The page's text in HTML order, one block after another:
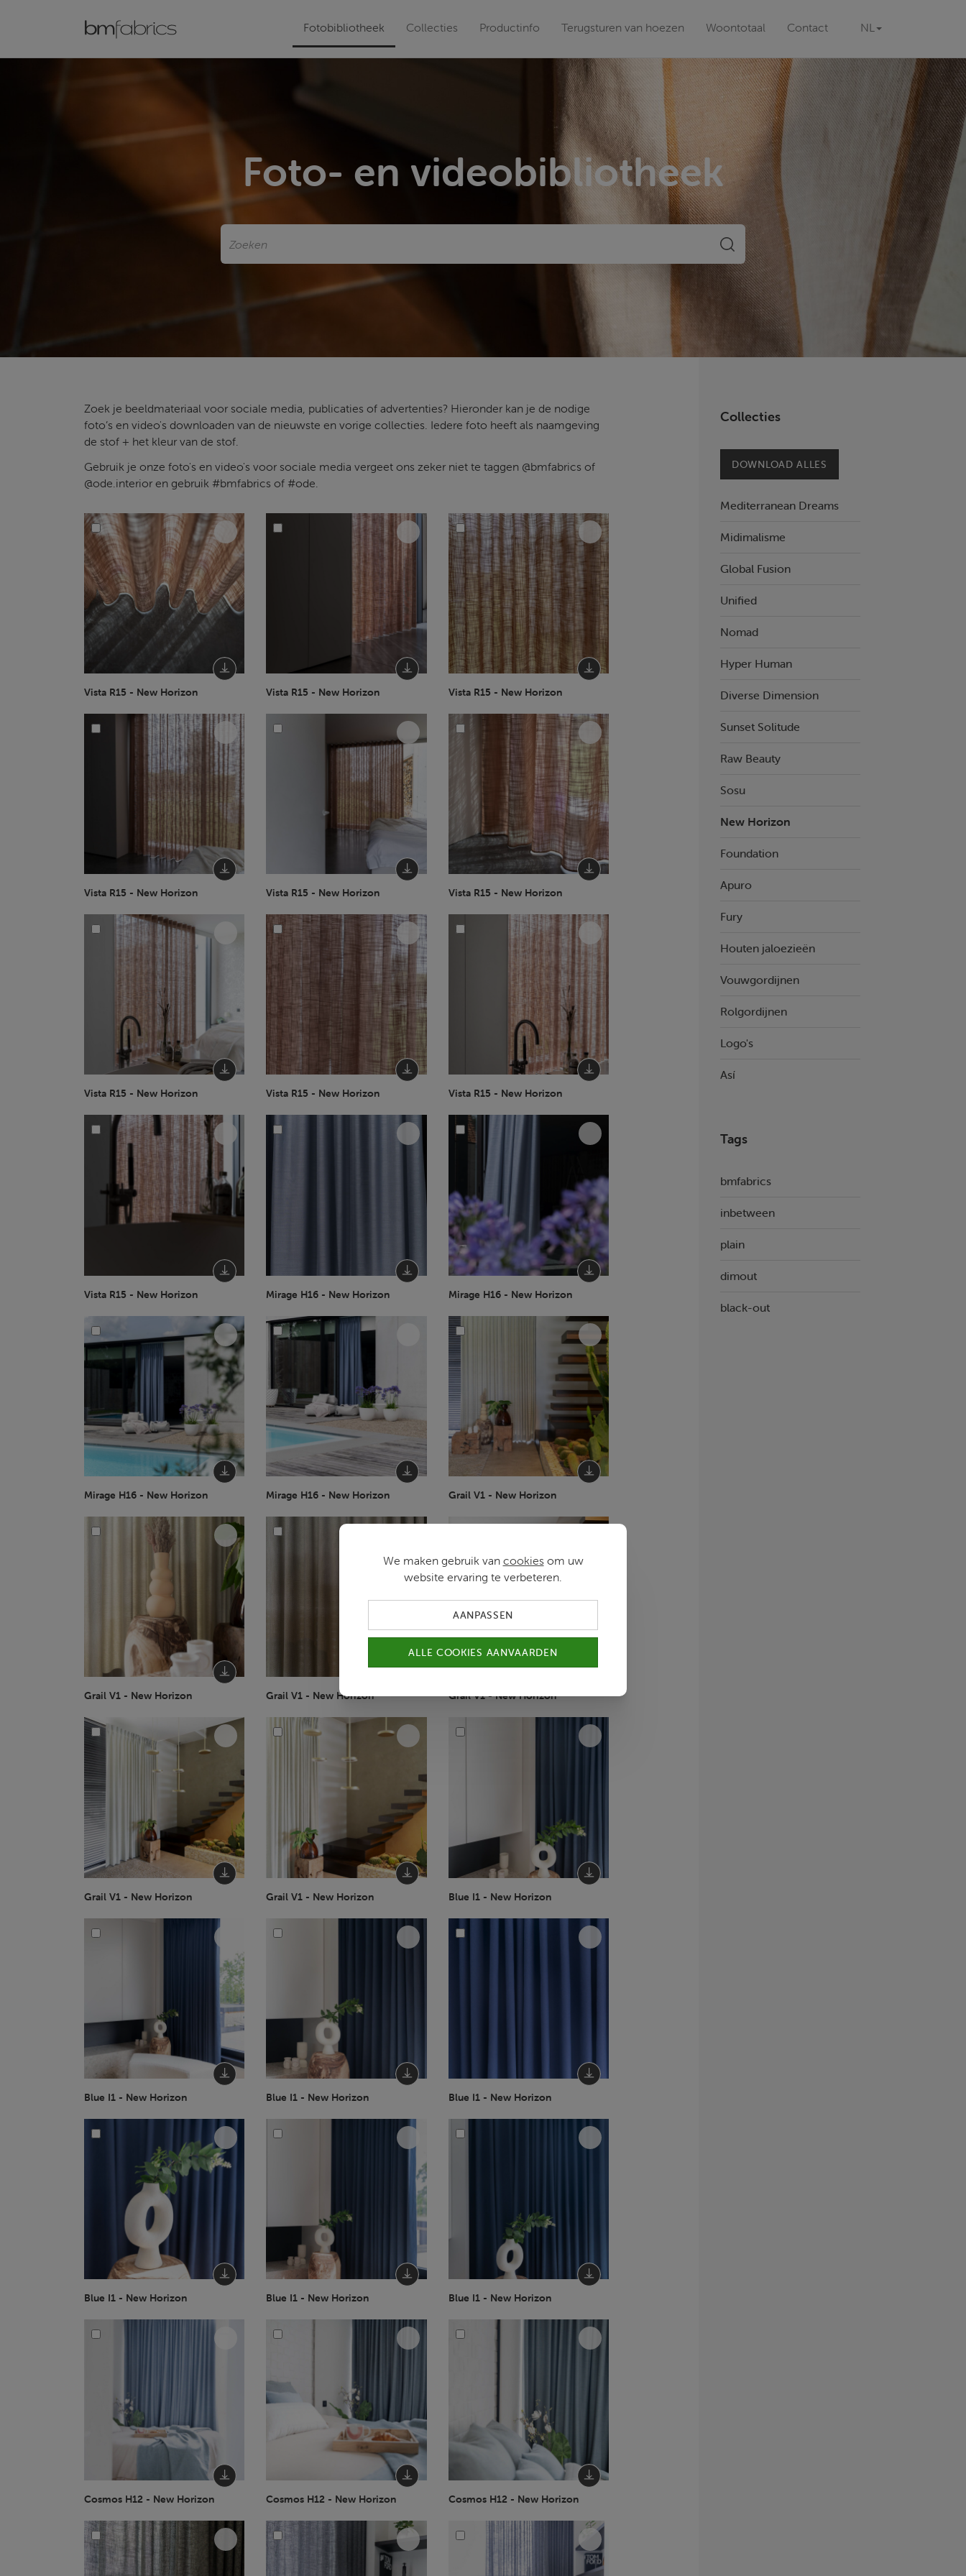
Fotobibliotheek Collecties Productinfo Terugsturen van hoezen Woontotaal Contact NL
Foto- en videobibliotheek
Zoeken
ZOEKEN
Collecties
DOWNLOAD ALLES
Mediterranean Dreams
Midimalisme
Global Fusion
Unified
Nomad
Hyper Human
Diverse Dimension
Sunset Solitude
Raw Beauty
Sosu
New Horizon
Foundation
Apuro
Fury
Houten jaloezieën
Vouwgordijnen
Rolgordijnen
Logo's
Así
Tags
bmfabrics
inbetween
plain
dimout
black-out
Zoek je beeldmateriaal voor sociale media, publicaties of advertenties? Hieronder kan je de nodige
foto’s en video's downloaden van de nieuwste en vorige collecties. Iedere foto heeft als naamgeving
de stof + het kleur van de stof.
Gebruik je onze foto's en video's voor sociale media vergeet ons zeker niet te taggen @bmfabrics of
@ode.interior en gebruik #bmfabrics of #ode.
Vista R15 - New Horizon Vista R15 - New Horizon Vista R15 - New Horizon
Vista R15 - New Horizon Vista R15 - New Horizon Vista R15 - New Horizon
Vista R15 - New Horizon Vista R15 - New Horizon Vista R15 - New Horizon
Vista R15 - New Horizon Mirage H16 - New Horizon Mirage H16 - New Horizon
Mirage H16 - New Horizon Mirage H16 - New Horizon Grail V1 - New Horizon
Grail V1 - New Horizon Grail V1 - New Horizon Grail V1 - New Horizon
Grail V1 - New Horizon Grail V1 - New Horizon Blue I1 - New Horizon
Blue I1 - New Horizon Blue I1 - New Horizon Blue I1 - New Horizon
Blue I1 - New Horizon Blue I1 - New Horizon Blue I1 - New Horizon
Cosmos H12 - New Horizon Cosmos H12 - New Horizon Cosmos H12 - New Horizon
We maken gebruik van cookiesom uw
website ervaring te verbeteren.
AANPASSEN
ALLE COOKIES AANVAARDEN